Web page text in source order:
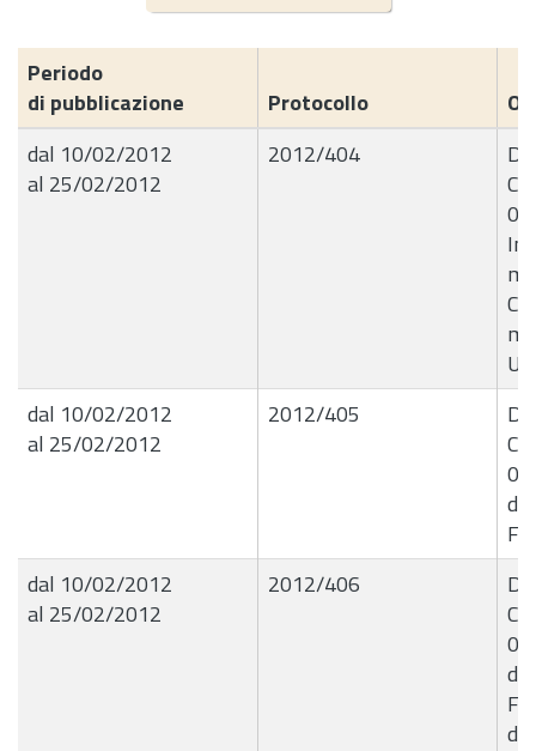
Periodo
di pubblicazione
Protocollo
dal 10/02/2012
al 25/02/2012
2012/404
dal 10/02/2012
al 25/02/2012
2012/405
dal 10/02/2012
al 25/02/2012
2012/406